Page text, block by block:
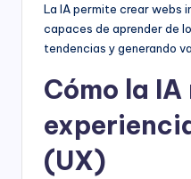
La IA permite crear webs
capaces de aprender de
tendencias y generando
Cómo la
(UX)